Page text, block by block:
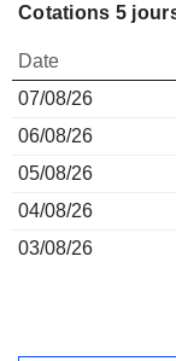
Cotations 5
Date
07/08/26
06/08/26
05/08/26
04/08/26
03/08/26